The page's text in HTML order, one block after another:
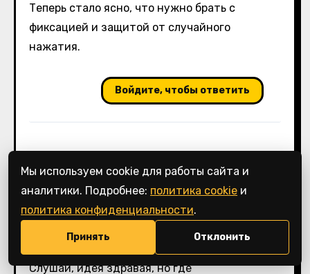
Теперь стало ясно, что нужно брать с
фиксацией и защитой от случайного
нажатия.
Войдите, чтобы ответить
Леонид:
03.06.2026 в 00:47
Слушай, идея здравая, но где
Мы используем cookie для работы сайта и
аналитики. Подробнее: политика cookie и
политика конфиденциальности.
Принять Отклонить